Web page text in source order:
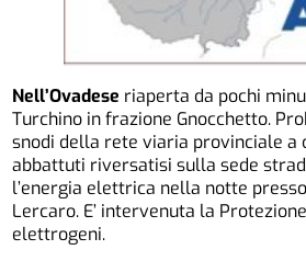
Nell’Ovadese riaperta da pochi
Turchino in frazione Gnocchetto.
snodi della rete viaria provinciale a
abbattuti riversatisi sulla sede
l’energia elettrica nella notte
Lercaro. E’ intervenuta la
elettrogeni.